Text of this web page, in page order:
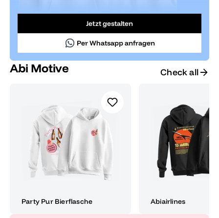
Jetzt gestalten
Per Whatsapp anfragen
Abi Motive Check all
Party Pur Bierflasche Abiairlines